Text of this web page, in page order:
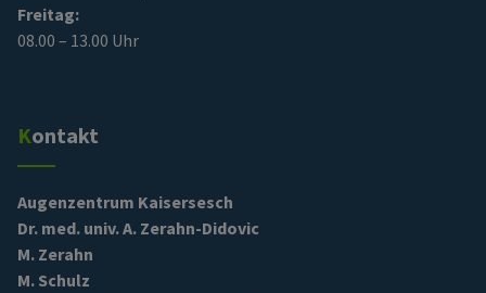
Freitag:
08.00 – 13.00 Uhr
Kontakt
Augenzentrum Kaisersesch
Dr. med. univ. A. Zerahn-Didovic
M. Zerahn
M. Schulz